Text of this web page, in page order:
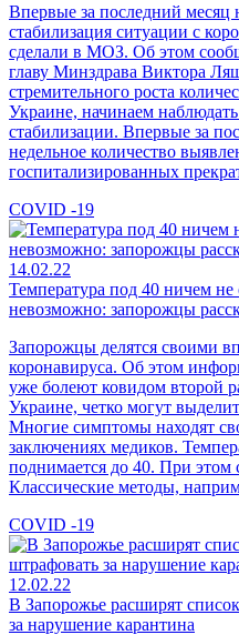
Впервые за последний месяц
стабилизация ситуации с
сделали в МОЗ. Об этом
главу Минздрава Виктора
стремительного роста
Украине, начинаем
стабилизации. Впервые за
недельное количество
госпитализированных
COVID -19
14.02.22
Температура под 40 ничем
невозможно: запорожцы
Запорожцы делятся своими
коронавируса. Об этом
уже болеют ковидом второй
Украине, четко могут
Многие симптомы находят
заключениях медиков.
поднимается до 40. При этом
Классические методы,
COVID -19
12.02.22
В Запорожье расширят
за нарушение карантина